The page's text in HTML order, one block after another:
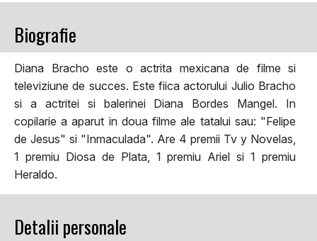
Biografie
Diana Bracho este o actrita mexicana de filme si
televiziune de succes. Este fiica actorului Julio Bracho
si a actritei si balerinei Diana Bordes Mangel. In
copilarie a aparut in doua filme ale tatalui sau: "Felipe
de Jesus" si "Inmaculada". Are 4 premii Tv y Novelas,
1 premiu Diosa de Plata, 1 premiu Ariel si 1 premiu
Heraldo.
Detalii personale